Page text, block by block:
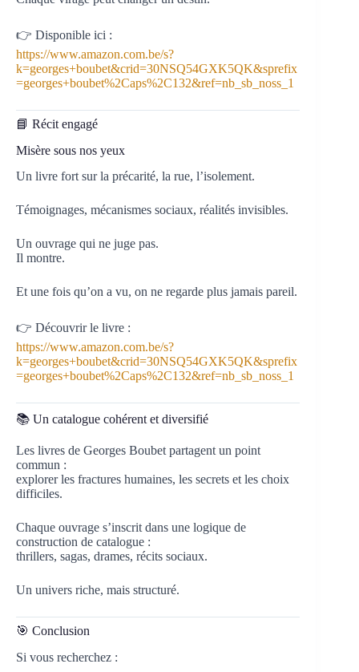
👉 Disponible ici :
https://www.amazon.com.be/s?
k=georges+boubet&crid=30NSQ54GXK5QK&sprefix
=georges+boubet%2Caps%2C132&ref=nb_sb_noss_1
📘 Récit engagé
Misère sous nos yeux
Un livre fort sur la précarité, la rue, l’isolement.
Témoignages, mécanismes sociaux, réalités invisibles.
Un ouvrage qui ne juge pas.
Il montre.
Et une fois qu’on a vu, on ne regarde plus jamais pareil.
👉 Découvrir le livre :
https://www.amazon.com.be/s?
k=georges+boubet&crid=30NSQ54GXK5QK&sprefix
=georges+boubet%2Caps%2C132&ref=nb_sb_noss_1
📚 Un catalogue cohérent et diversifié
Les livres de Georges Boubet partagent un point
commun :
explorer les fractures humaines, les secrets et les choix
difficiles.
Chaque ouvrage s’inscrit dans une logique de
construction de catalogue :
thrillers, sagas, drames, récits sociaux.
Un univers riche, mais structuré.
🎯 Conclusion
Si vous recherchez :